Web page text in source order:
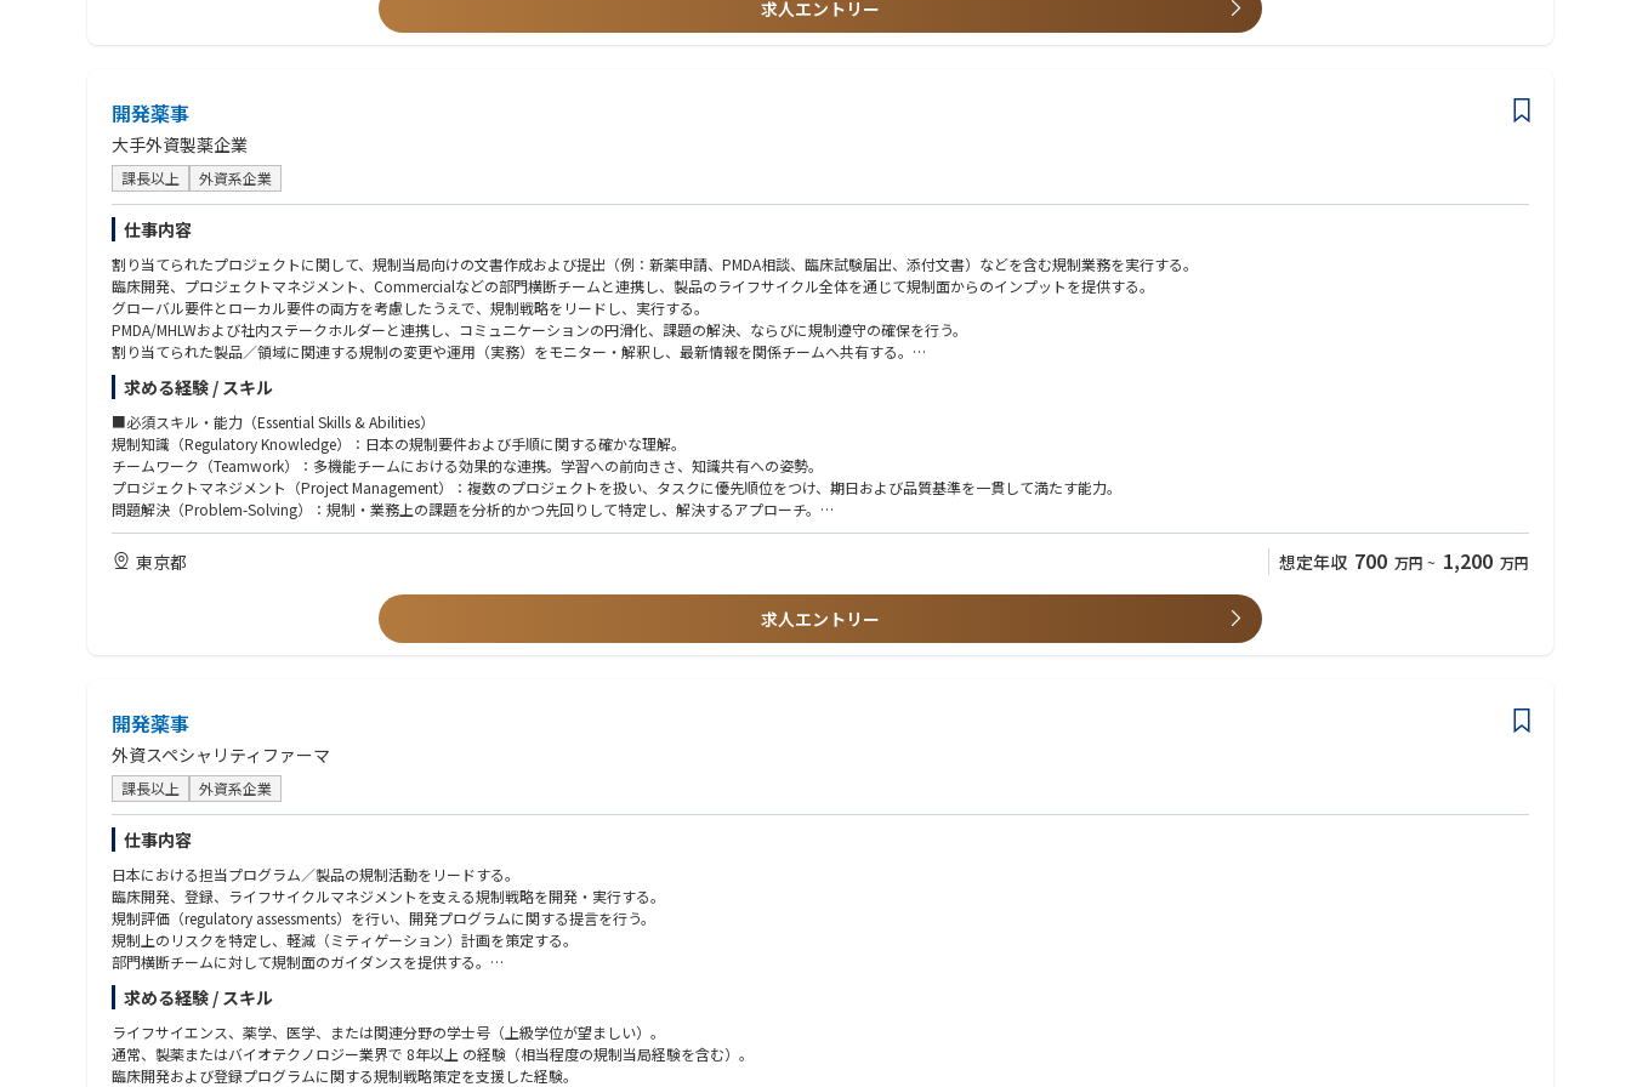
・毒劇物取扱責任者
・品質管理に関する教育訓練
・海外品質部門とのコミュニケーション（英文の資料作成含む）
・その他状況に応じて上記に付随する業務
求人エントリー
開発薬事
大手外資製薬企業
課長以上 外資系企業
仕事内容
割り当てられたプロジェクトに関して、規制当局向けの文書作成および提出（例：新薬申請、PMDA相談、臨床試験届出、添付文書）などを含む規制業務を実行する。
臨床開発、プロジェクトマネジメント、Commercialなどの部門横断チームと連携し、製品のライフサイクル全体を通じて規制面からのインプットを提供する。
グローバル要件とローカル要件の両方を考慮したうえで、規制戦略をリードし、実行する。
PMDA/MHLWおよび社内ステークホルダーと連携し、コミュニケーションの円滑化、課題の解決、ならびに規制遵守の確保を行う。
割り当てられた製品／領域に関連する規制の変更や運用（実務）をモニター・解釈し、最新情報を関係チームへ共有する。
必要に応じて、規制SOP（標準手順書）およびベストプラクティスの開発・維持を支援する。
必要に応じて、部門内または部門横断の取り組みに参画し、業務の効率化および規制業務の卓越性（regulatory excellence）を促進する。
求める経験 / スキル
■必須スキル・能力（Essential Skills & Abilities）
規制知識（Regulatory Knowledge）：日本の規制要件および手順に関する確かな理解。
チームワーク（Teamwork）：多機能チームにおける効果的な連携。学習への前向きさ、知識共有への姿勢。
プロジェクトマネジメント（Project Management）：複数のプロジェクトを扱い、タスクに優先順位をつけ、期日および品質基準を一貫して満たす能力。
問題解決（Problem-Solving）：規制・業務上の課題を分析的かつ先回りして特定し、解決するアプローチ。
コミュニケーション（Communication）：日本語での口頭・書面でのコミュニケーション能力、および英語でのビジネスレベルのコミュニケーション能力。部門横断で連携し、多様なステークホルダーをマネジメン
トしてきた実績。
コンプライアンス志向（Compliance Orientation）：細部への卓越した注意力に加え、規制枠組みおよび業界要件への深い理解
東京都 想定年収 700 万円 ~ 1,200 万円
求人エントリー
開発薬事
外資スペシャリティファーマ
課長以上 外資系企業
仕事内容
日本における担当プログラム／製品の規制活動をリードする。
臨床開発、登録、ライフサイクルマネジメントを支える規制戦略を開発・実行する。
規制評価（regulatory assessments）を行い、開発プログラムに関する提言を行う。
規制上のリスクを特定し、軽減（ミティゲーション）計画を策定する。
部門横断チームに対して規制面のガイダンスを提供する。
適切なマネジメントの支援のもとで、PMDAとの相談（consultations）および定常的な規制関連のやり取りをリードする。
ブリーフィングパッケージ、会議資料、当局からの照会への回答を準備する。
J-NDAの提出、ならびに承認後活動をリードまたは支援する。
日本の規制要件が、グローバルの開発計画と整合していることを確実にする。
求める経験 / スキル
ライフサイエンス、薬学、医学、または関連分野の学士号（上級学位が望ましい）。
通常、製薬またはバイオテクノロジー業界で 8年以上 の経験（相当程度の規制当局経験を含む）。
臨床開発および登録プログラムに関する規制戦略策定を支援した経験。